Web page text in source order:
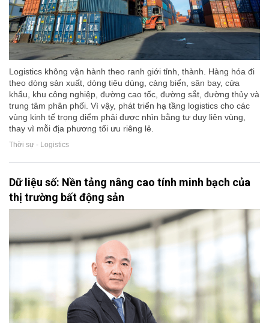
Logistics không vận hành theo ranh giới tỉnh, thành. Hàng hóa đi
theo dòng sản xuất, dòng tiêu dùng, cảng biển, sân bay, cửa
khẩu, khu công nghiệp, đường cao tốc, đường sắt, đường thủy và
trung tâm phân phối. Vì vậy, phát triển hạ tầng logistics cho các
vùng kinh tế trọng điểm phải được nhìn bằng tư duy liên vùng,
thay vì mỗi địa phương tối ưu riêng lẻ.
Thời sự - Logistics
Dữ liệu số: Nền tảng nâng cao tính minh bạch của
thị trường bất động sản